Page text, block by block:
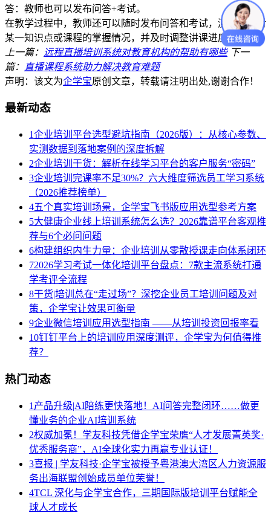
答：教师也可以发布问答+考试。
在教学过程中，教师还可以随时发布问答和考试，测试学生对
某一知识点或课程的掌握情况，并及时调整讲课进度。
上一篇： 远程直播培训系统对教育机构的帮助有哪些 下一
篇：
直播课程系统助力解决教育难题
声明：该文为企学宝原创文章，转载请注明出处,谢谢合作！
最新动态
1企业培训平台选型避坑指南（2026版）：从核心参数、
实测数据到落地案例的深度拆解
2企业培训干货：解析在线学习平台的客户服务“密码”
3企业培训完课率不足30%？六大维度筛选员工学习系统
（2026推荐榜单）
4五个真实培训场景，企学宝飞书版应用选型参考方案
5大健康企业线上培训系统怎么选？2026靠谱平台客观推
荐与6个必问问题
6构建组织内生力量：企业培训从零散授课走向体系闭环
72026学习考试一体化培训平台盘点：7款主流系统打通
学考评全流程
8干货|培训总在“走过场”？深挖企业员工培训问题及对
策，企学宝让效果可衡量
9企业微信培训应用选型指南 ——从培训投资回报率看
10钉钉平台上的培训应用深度测评，企学宝为何值得推
荐？
热门动态
1 产品升级|AI陪练更快落地！AI问答完整闭环……做更
懂业务的企业AI培训系统
2权威加冕！学友科技凭借企学宝荣膺“人才发展菁英奖·
优秀服务商”，AI全球化实力再赢专业认证！
3喜报 | 学友科技·企学宝被授予粤港澳大湾区人力资源服
务出海联盟创始成员单位荣誉！
4TCL 深化与企学宝合作，三期国际版培训平台赋能全
球人才成长